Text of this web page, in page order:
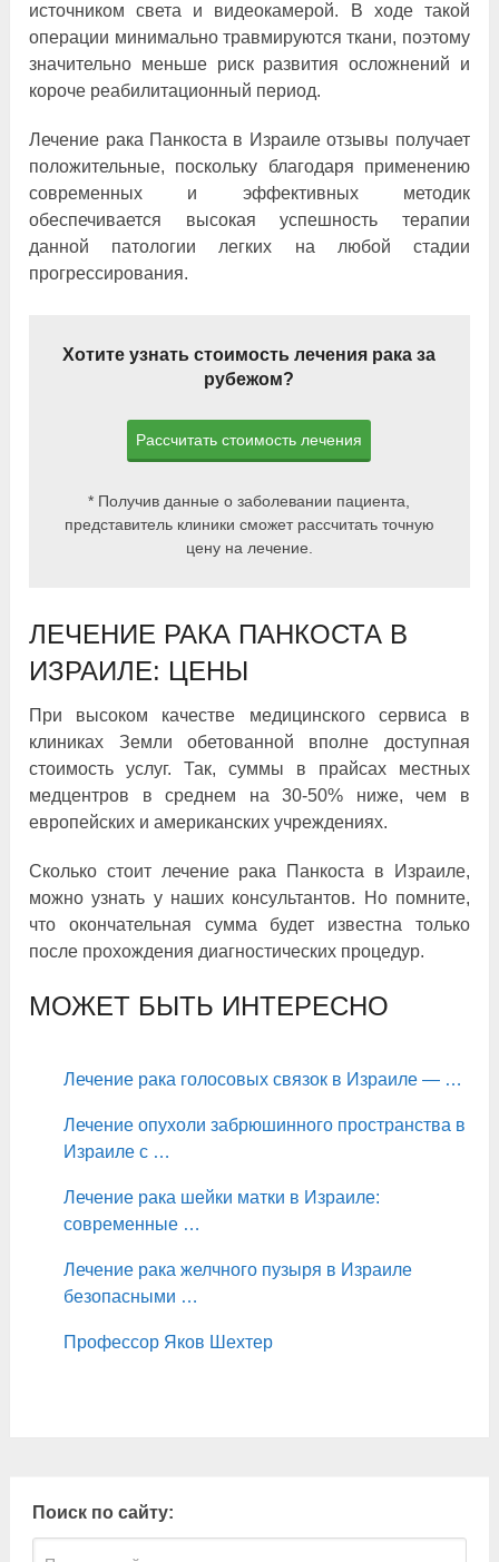
источником света и видеокамерой. В ходе такой
операции минимально травмируются ткани, поэтому
значительно меньше риск развития осложнений и
короче реабилитационный период.
Лечение рака Панкоста в Израиле отзывы получает
положительные, поскольку благодаря применению
современных и эффективных методик
обеспечивается высокая успешность терапии
данной патологии легких на любой стадии
прогрессирования.
Хотите узнать стоимость лечения рака за
рубежом?
Рассчитать стоимость лечения
* Получив данные о заболевании пациента,
представитель клиники сможет рассчитать точную
цену на лечение.
ЛЕЧЕНИЕ РАКА ПАНКОСТА В
ИЗРАИЛЕ: ЦЕНЫ
При высоком качестве медицинского сервиса в
клиниках Земли обетованной вполне доступная
стоимость услуг. Так, суммы в прайсах местных
медцентров в среднем на 30-50% ниже, чем в
европейских и американских учреждениях.
Сколько стоит лечение рака Панкоста в Израиле,
можно узнать у наших консультантов. Но помните,
что окончательная сумма будет известна только
после прохождения диагностических процедур.
МОЖЕТ БЫТЬ ИНТЕРЕСНО
Лечение рака голосовых связок в Израиле — …
Лечение опухоли забрюшинного пространства в
Израиле с …
Лечение рака шейки матки в Израиле:
современные …
Лечение рака желчного пузыря в Израиле
безопасными …
Профессор Яков Шехтер
Поиск по сайту: